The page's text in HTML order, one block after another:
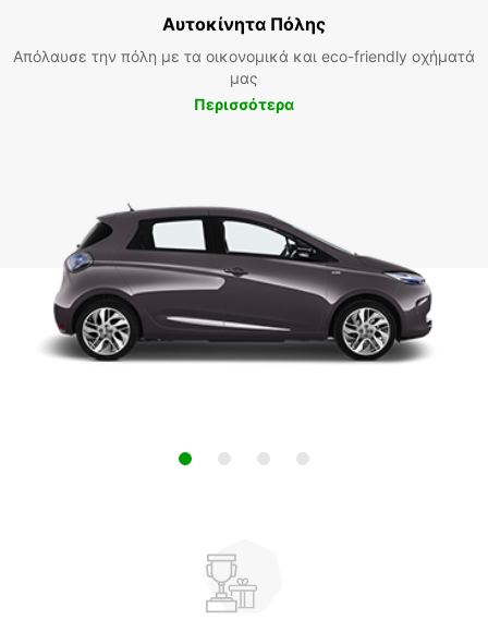
Αυτοκίνητα Πόλης
Απόλαυσε την πόλη με τα οικονομικά και eco-friendly οχήματά
μας
Περισσότερα